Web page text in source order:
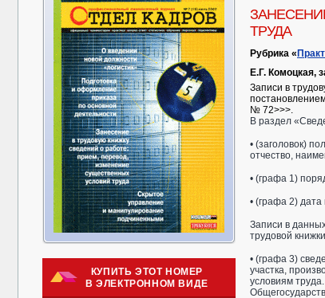
КУПИТЬ ЭТОТ НОМЕР
В ЭЛЕКТРОННОМ ВИДЕ
ТРУДА
Рубрика «
Е.Г. Комоцкая,
Записи в
№ 72>>>.
В раздел
• (заголовок)
отчество,
• (графа 1)
• (графа 2)
Записи в
трудовой
• (графа 3)
участка,
условиям